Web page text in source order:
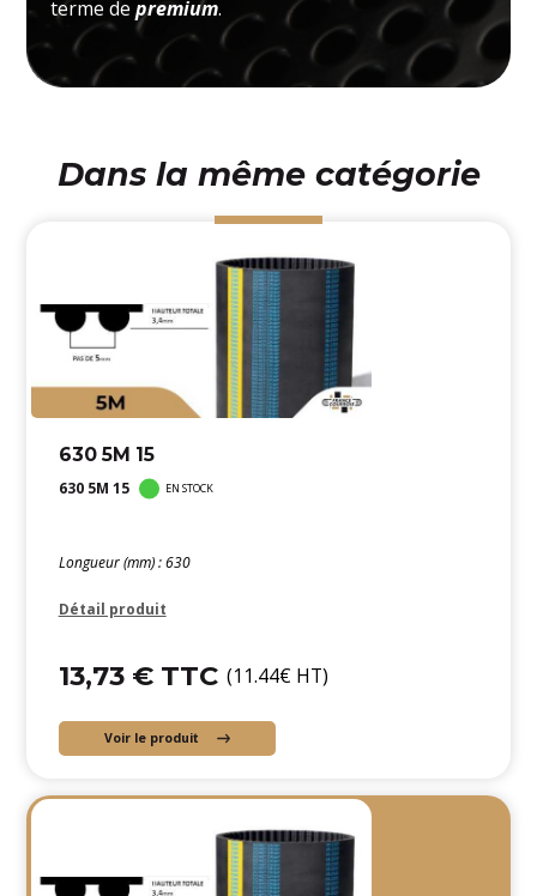
terme depremium.
Dans la même catégorie
630 5M 15
630 5M 15 EN STOCK
Longueur (mm) : 630
Détail produit
13,73 € TTC (11.44€ HT)
Voir le produit